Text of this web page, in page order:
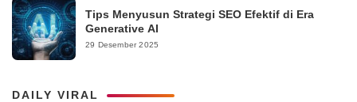
Tips Menyusun Strategi SEO Efektif di Era
Generative AI
29 Desember 2025
DAILY VIRAL